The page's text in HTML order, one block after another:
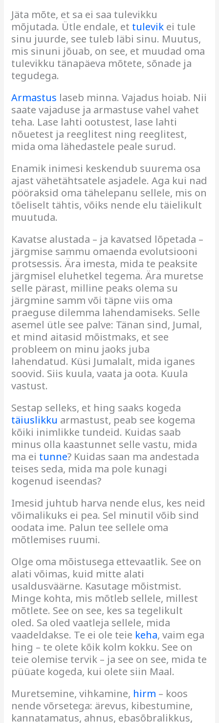
Jäta mõte, et sa ei saa tulevikku
mõjutada. Ütle endale, et tulevik ei tule
sinu juurde, see tuleb läbi sinu. Muutus,
mis sinuni jõuab, on see, et muudad oma
tulevikku tänapäeva mõtete, sõnade ja
tegudega.
Armastus laseb minna. Vajadus hoiab. Nii
saate vajaduse ja armastuse vahel vahet
teha. Lase lahti ootustest, lase lahti
nõuetest ja reeglitest ning reeglitest,
mida oma lähedastele peale surud.
Enamik inimesi keskendub suurema osa
ajast vähetähtsatele asjadele. Aga kui nad
pööraksid oma tähelepanu sellele, mis on
tõeliselt tähtis, võiks nende elu täielikult
muutuda.
Kavatse alustada – ja kavatsed lõpetada –
järgmise sammu omaenda evolutsiooni
protsessis. Ära imesta, mida te peaksite
järgmisel eluhetkel tegema. Ära muretse
selle pärast, milline peaks olema su
järgmine samm või täpne viis oma
praeguse dilemma lahendamiseks. Selle
asemel ütle see palve: Tänan sind, Jumal,
et mind aitasid mõistmaks, et see
probleem on minu jaoks juba
lahendatud. Küsi Jumalalt, mida iganes
soovid. Siis kuula, vaata ja oota. Kuula
vastust.
Sestap selleks, et hing saaks kogeda
täiuslikku armastust, peab see kogema
kõiki inimlikke tundeid. Kuidas saab
minus olla kaastunnet selle vastu, mida
ma ei tunne? Kuidas saan ma andestada
teises seda, mida ma pole kunagi
kogenud iseendas?
Imesid juhtub harva nende elus, kes neid
võimalikuks ei pea. Sel minutil võib sind
oodata ime. Palun tee sellele oma
mõtlemises ruumi.
Olge oma mõistusega ettevaatlik. See on
alati võimas, kuid mitte alati
usaldusväärne. Kasutage mõistmist.
Minge kohta, mis mõtleb sellele, millest
mõtlete. See on see, kes sa tegelikult
oled. Sa oled vaatleja sellele, mida
vaadeldakse. Te ei ole teie keha, vaim ega
hing – te olete kõik kolm kokku. See on
teie olemise tervik – ja see on see, mida te
püüate kogeda, kui olete siin Maal.
Muretsemine, vihkamine, hirm – koos
nende võrsetega: ärevus, kibestumine,
kannatamatus, ahnus, ebasõbralikkus,